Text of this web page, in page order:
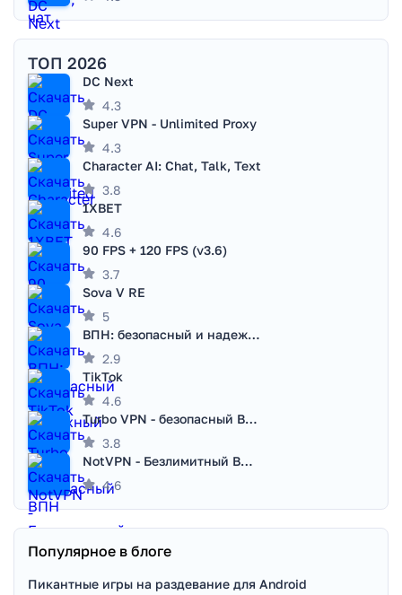
ТОП 2026
DC Next
4.3
Super VPN - Unlimited Proxy
4.3
Character AI: Chat, Talk, Text
3.8
1XBET
4.6
90 FPS + 120 FPS (v3.6)
3.7
Sova V RE
5
ВПН: безопасный и надежный VPN
2.9
TikTok
4.6
Turbo VPN - безопасный ВПН
3.8
NotVPN - Безлимитный ВПН | VPN
4.6
Популярное в блоге
Пикантные игры на раздевание для Android